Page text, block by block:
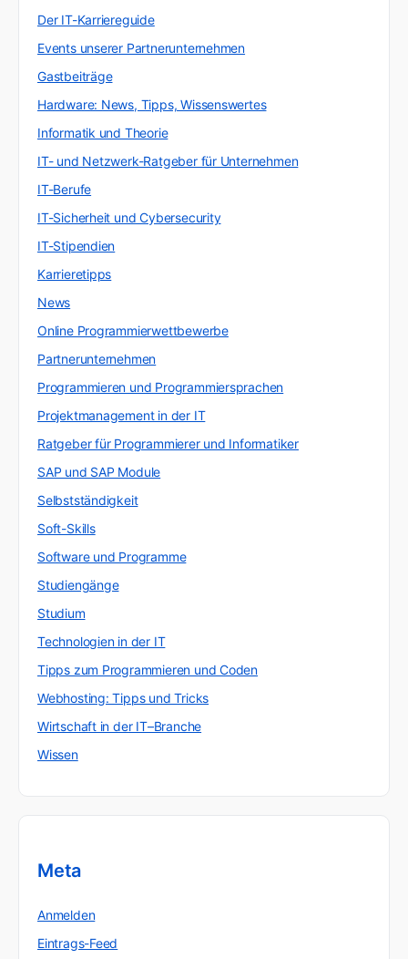
Der IT-Karriereguide
Events unserer Partnerunternehmen
Gastbeiträge
Hardware: News, Tipps, Wissenswertes
Informatik und Theorie
IT- und Netzwerk-Ratgeber für Unternehmen
IT-Berufe
IT-Sicherheit und Cybersecurity
IT-Stipendien
Karrieretipps
News
Online Programmierwettbewerbe
Partnerunternehmen
Programmieren und Programmiersprachen
Projektmanagement in der IT
Ratgeber für Programmierer und Informatiker
SAP und SAP Module
Selbstständigkeit
Soft-Skills
Software und Programme
Studiengänge
Studium
Technologien in der IT
Tipps zum Programmieren und Coden
Webhosting: Tipps und Tricks
Wirtschaft in der IT–Branche
Wissen
Meta
Anmelden
Eintrags-Feed